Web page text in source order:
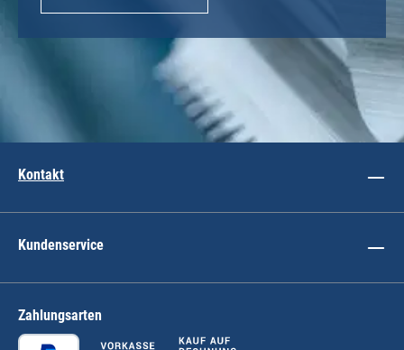
Kontakt
Kundenservice
Zahlungsarten